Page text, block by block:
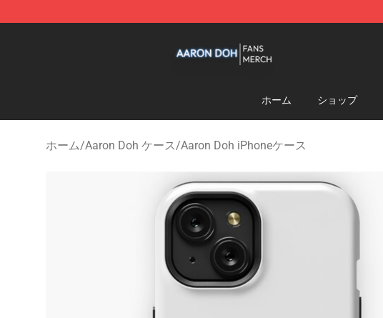
ホーム ショップ
ホーム/Aaron Doh ケース/Aaron Doh iPhoneケース